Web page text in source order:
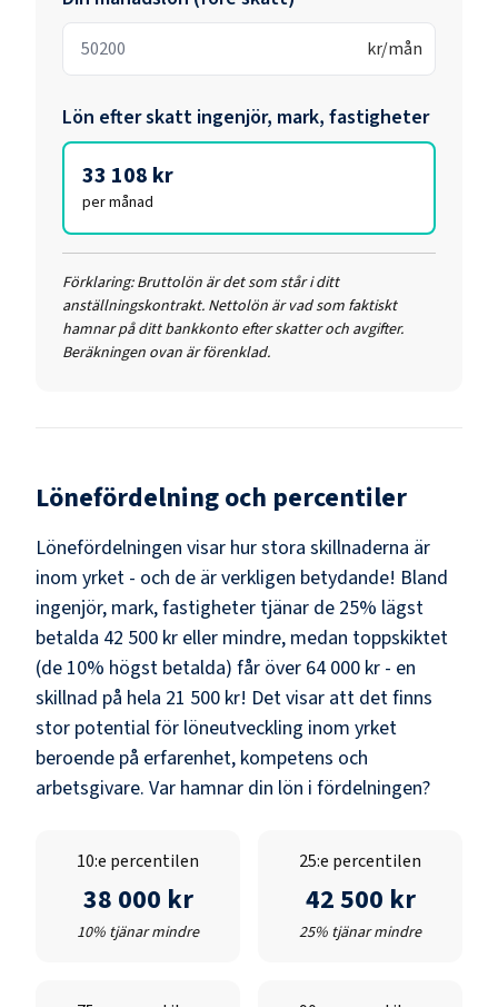
kr/mån
Lön efter skatt ingenjör, mark, fastigheter
33 108 kr
per månad
Förklaring: Bruttolön är det som står i ditt
anställningskontrakt. Nettolön är vad som faktiskt
hamnar på ditt bankkonto efter skatter och avgifter.
Beräkningen ovan är förenklad.
Lönefördelning och percentiler
Lönefördelningen visar hur stora skillnaderna är
inom yrket - och de är verkligen betydande! Bland
ingenjör, mark, fastigheter tjänar de 25% lägst
betalda 42 500 kr eller mindre, medan toppskiktet
(de 10% högst betalda) får över 64 000 kr - en
skillnad på hela 21 500 kr! Det visar att det finns
stor potential för löneutveckling inom yrket
beroende på erfarenhet, kompetens och
arbetsgivare. Var hamnar din lön i fördelningen?
10:e percentilen
38 000 kr
10% tjänar mindre
25:e percentilen
42 500 kr
25% tjänar mindre